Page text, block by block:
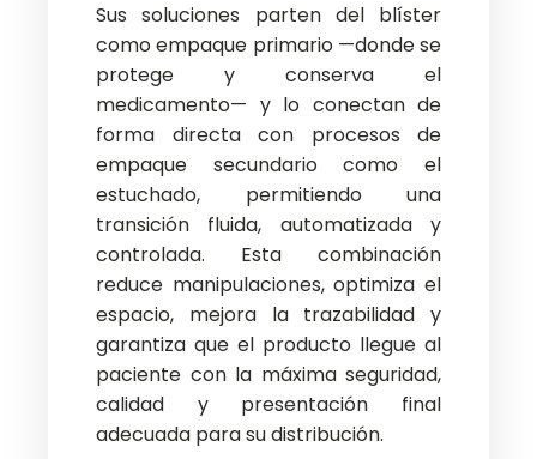
Sus soluciones parten del blíster
como empaque primario —donde se
protege y conserva el
medicamento— y lo conectan de
forma directa con procesos de
empaque secundario como el
estuchado, permitiendo una
transición fluida, automatizada y
controlada. Esta combinación
reduce manipulaciones, optimiza el
espacio, mejora la trazabilidad y
garantiza que el producto llegue al
paciente con la máxima seguridad,
calidad y presentación final
adecuada para su distribución.